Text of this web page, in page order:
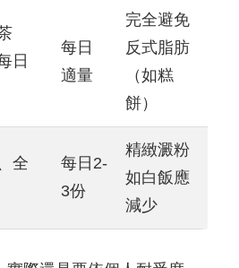
日
每日
適量
完全避免
反式脂肪
（如糕
餅）
全
每日2-
3份
精緻澱粉
如白飯應
減少